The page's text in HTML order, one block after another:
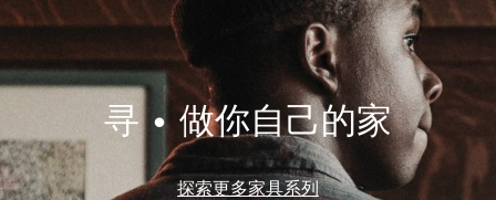
寻 • 做你自己的家
探索更多家具系列